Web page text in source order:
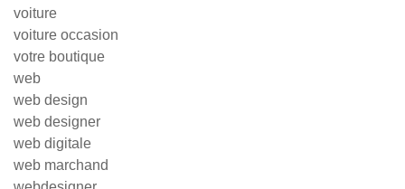
voiture
voiture occasion
votre boutique
web
web design
web designer
web digitale
web marchand